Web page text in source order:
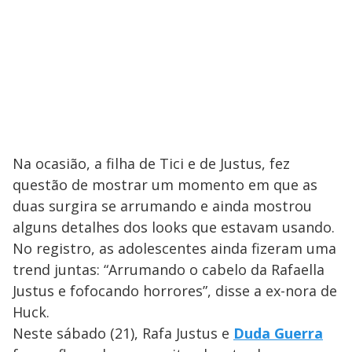
Na ocasião, a filha de Tici e de Justus, fez
questão de mostrar um momento em que as
duas surgira se arrumando e ainda mostrou
alguns detalhes dos looks que estavam usando.
No registro, as adolescentes ainda fizeram uma
trend juntas: “Arrumando o cabelo da Rafaella
Justus e fofocando horrores”, disse a ex-nora de
Huck.
Neste sábado (21), Rafa Justus e Duda Guerra